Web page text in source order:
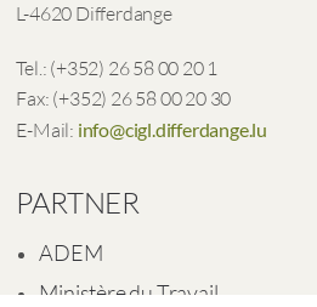
L-4620 Differdange
Tel.: (+352) 26 58 00 20 1
Fax: (+352) 26 58 00 20 30
E-Mail: info@cigl.differdange.lu
PARTNER
ADEM
Ministère du Travail